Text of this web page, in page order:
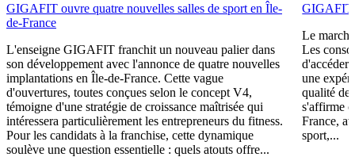
GIGAFIT ouvre quatre nouvelles salles de sport en Île-
de-France
L'enseigne GIGAFIT franchit un nouveau palier dans
son développement avec l'annonce de quatre nouvelles
implantations en Île-de-France. Cette vague
d'ouvertures, toutes conçues selon le concept V4,
témoigne d'une stratégie de croissance maîtrisée qui
intéressera particulièrement les entrepreneurs du fitness.
Pour les candidats à la franchise, cette dynamique
soulève une question essentielle : quels atouts offre...
GIGAFIT
Le
Les
d'accéder
une
qualité
s'affirme
France,
sport,...